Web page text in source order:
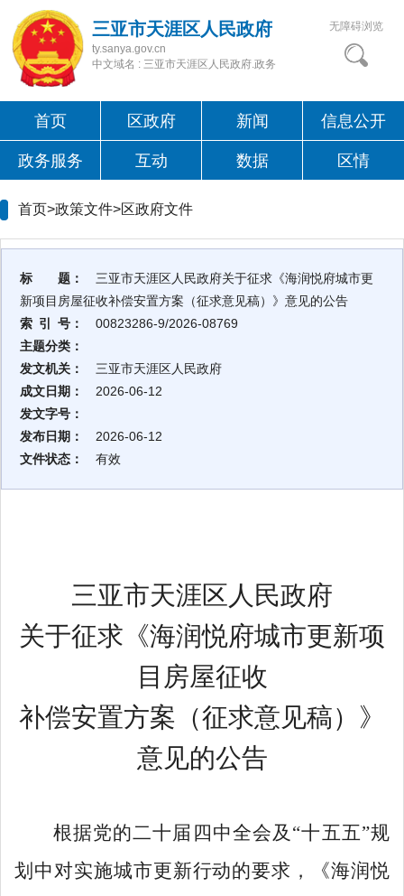
三亚市天涯区人民政府
ty.sanya.gov.cn
中文域名 : 三亚市天涯区人民政府.政务
无障碍浏览
首页 区政府 新闻 信息公开
政务服务 互动 数据 区情
首页>政策文件>区政府文件
标 题：
三亚市天涯区人民政府关于征求《海润悦府城市更
新项目房屋征收补偿安置方案（征求意见稿）》意见的公告
索 引 号：
00823286-9/2026-08769
主题分类：
发文机关：
三亚市天涯区人民政府
成文日期：
2026-06-12
发文字号：
发布日期：
2026-06-12
文件状态：
有效
三亚市天涯区人民政府
关于征求《海润悦府城市更新项
目房屋征收
补偿安置方案 （征求意见稿） 》
意见的公告
根据党的二十届四中全会及 “十五五”规
划中对实施城市更新行动的要求 ，《海润悦